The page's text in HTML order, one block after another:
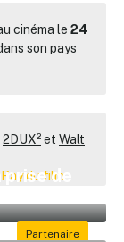
cinéma le 24
son pays
2DUX²et Walt
du film
de